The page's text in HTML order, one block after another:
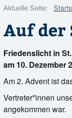
Aktuelle Seite:
Auf der
Friedenslicht in
am 10. Dezember
Am 2. Advent ist
Vertreter*innen
angekommen war.